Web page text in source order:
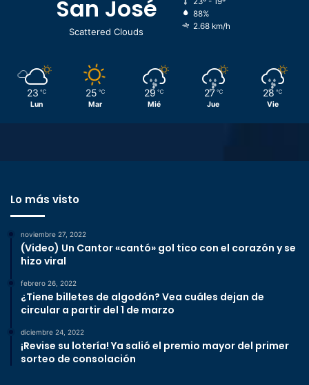
San José
Scattered Clouds
88%
2.68 km/h
23 ℃
Lun
25 ℃
Mar
29 ℃
Mié
27 ℃
Jue
28 ℃
Vie
Lo más visto
noviembre 27, 2022
(Video) Un Cantor «cantó» gol tico con el corazón y se
hizo viral
febrero 26, 2022
¿Tiene billetes de algodón? Vea cuáles dejan de
circular a partir del 1 de marzo
diciembre 24, 2022
¡Revise su lotería! Ya salió el premio mayor del primer
sorteo de consolación